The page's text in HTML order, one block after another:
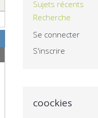
Sujets récents
Recherche
Se connecter
S'inscrire
coockies